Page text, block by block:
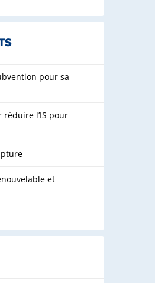
pour sa
réduire l’IS pour
et